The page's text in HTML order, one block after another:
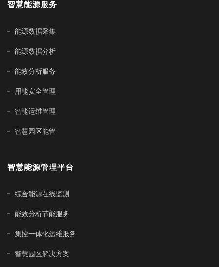
智慧能源服务
能源数据采集
能源数据分析
能效分析服务
用能安全管理
智能运维管理
智慧园区能管
智慧能源管理平台
综合能源在线监测
能效分析节能服务
集控一体化运维服务
智慧园区解决方案